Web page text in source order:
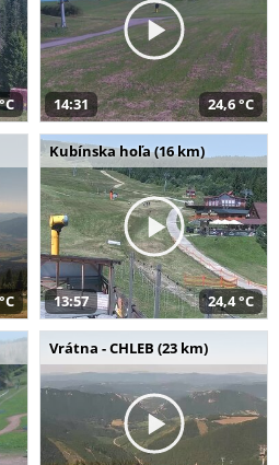
14:31 24,6 °C
Kubínska hoľa (16 km)
13:57 24,4 °C
Vrátna - CHLEB (23 km)